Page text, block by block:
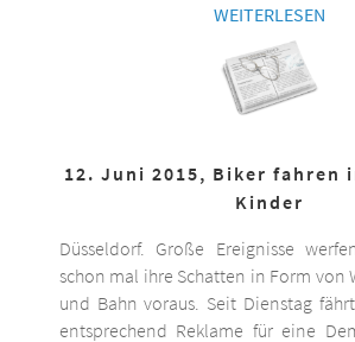
WEITERLESEN
12. Juni 2015, Biker fahren
Kinder
Düsseldorf. Große Ereignisse
schon mal ihre Schatten in Form von
und Bahn voraus. Seit Dienstag
entsprechend Reklame für eine